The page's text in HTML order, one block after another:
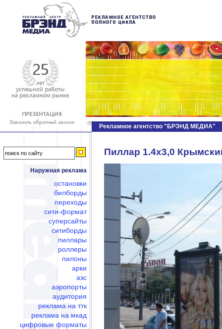
Наружная реклама
остановки
билборды
переходы
сити-формат
суперсайты
ситиборды
пиллары
роллеры
пилоны
арки
азс
аэропорты
аудитория
реклама на ттк
реклама на мкад
цифровые форматы
Рекламное агентство "БРЭНД МЕДИА"
Пиллар 1.4х3,0